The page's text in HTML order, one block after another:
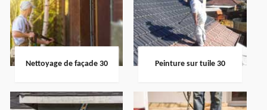
Nettoyage de façade 30 Peinture sur tuile 30